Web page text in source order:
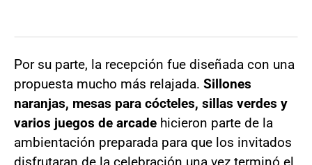
Por su parte, la recepción fue diseñada con una
propuesta mucho más relajada. Sillones
naranjas, mesas para cócteles, sillas verdes y
varios juegos de arcade hicieron parte de la
ambientación preparada para que los invitados
disfrutaran de la celebración una vez terminó el